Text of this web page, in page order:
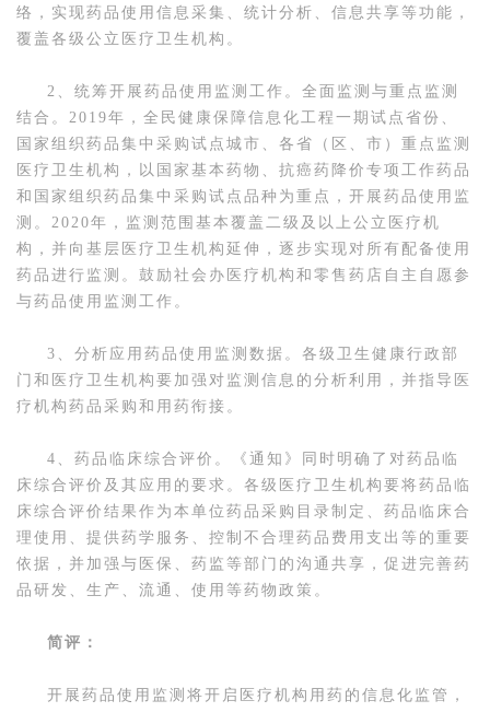
络，实现药品使用信息采集、统计分析、信息共享等功能，
覆盖各级公立医疗卫生机构。
2、统筹开展药品使用监测工作。全面监测与重点监测
结合。2019年，全民健康保障信息化工程一期试点省份、
国家组织药品集中采购试点城市、各省（区、市）重点监测
医疗卫生机构，以国家基本药物、抗癌药降价专项工作药品
和国家组织药品集中采购试点品种为重点，开展药品使用监
测。2020年，监测范围基本覆盖二级及以上公立医疗机
构，并向基层医疗卫生机构延伸，逐步实现对所有配备使用
药品进行监测。鼓励社会办医疗机构和零售药店自主自愿参
与药品使用监测工作。
3、分析应用药品使用监测数据。各级卫生健康行政部
门和医疗卫生机构要加强对监测信息的分析利用，并指导医
疗机构药品采购和用药衔接。
4、药品临床综合评价。《通知》同时明确了对药品临
床综合评价及其应用的要求。各级医疗卫生机构要将药品临
床综合评价结果作为本单位药品采购目录制定、药品临床合
理使用、提供药学服务、控制不合理药品费用支出等的重要
依据，并加强与医保、药监等部门的沟通共享，促进完善药
品研发、生产、流通、使用等药物政策。
简评：
开展药品使用监测将开启医疗机构用药的信息化监管，